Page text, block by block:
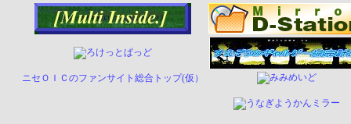
ニセＯＩＣのファンサイト総合トップ(仮）